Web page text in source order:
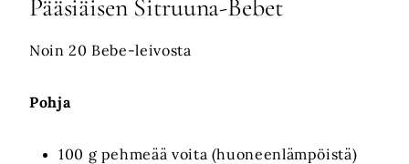
Pääsiäisen Sitruuna-Bebet
Noin 20 Bebe-leivosta
Pohja
100 g pehmeää voita (huoneenlämpöistä)